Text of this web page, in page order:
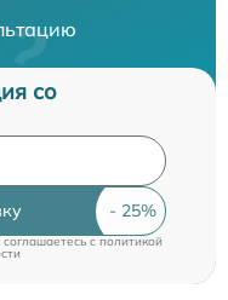
со
cполитикой